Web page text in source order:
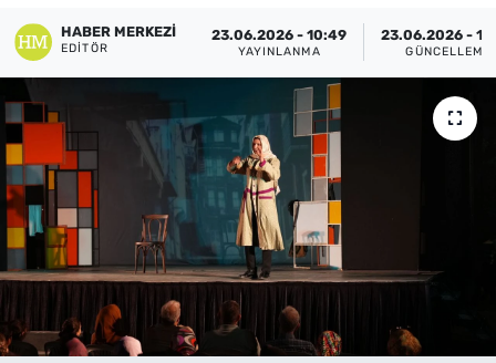
HABER MERKEZI
EDITÖR
23.06.2026 - 10:49
YAYINLANMA
23.06.2026 -
GÜNCELLEME
Haber Arşivi